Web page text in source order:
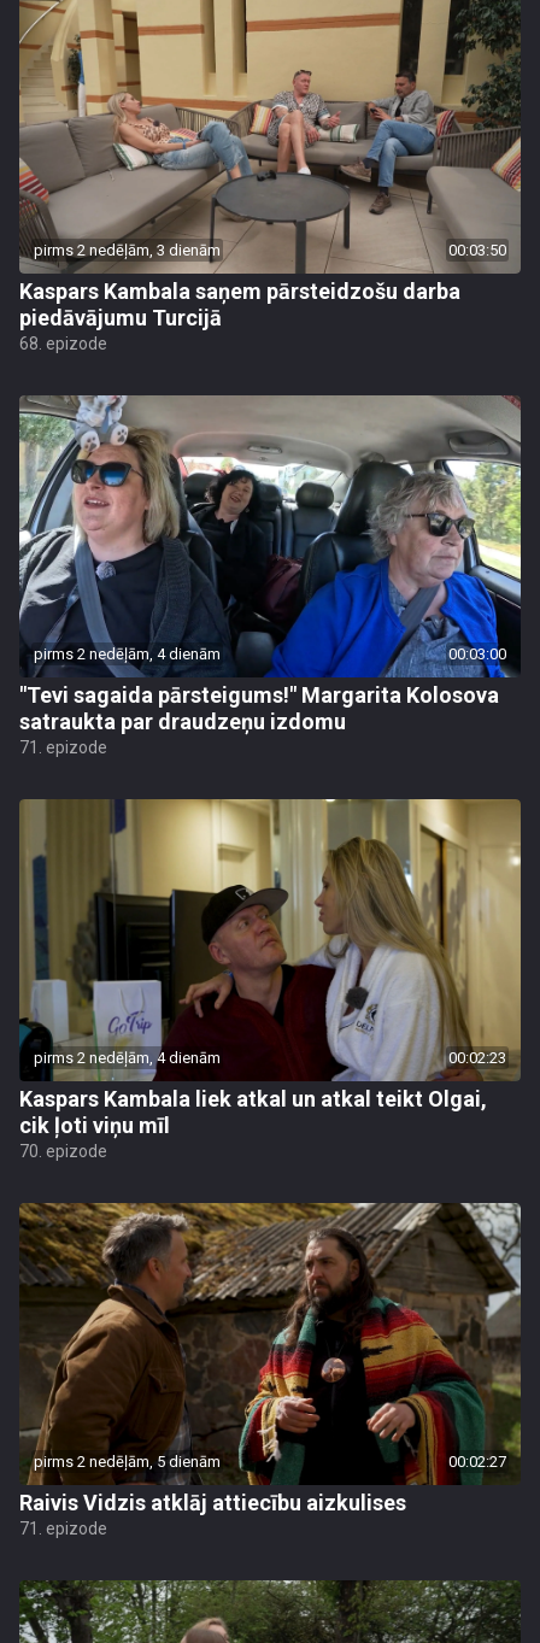
pirms 2 nedēļām, 3 dienām 00:03:50
Kaspars Kambala saņem pārsteidzošu darba
piedāvājumu Turcijā
68. epizode
pirms 2 nedēļām, 4 dienām 00:03:00
"Tevi sagaida pārsteigums!" Margarita Kolosova
satraukta par draudzeņu izdomu
71. epizode
pirms 2 nedēļām, 4 dienām 00:02:23
Kaspars Kambala liek atkal un atkal teikt Olgai,
cik ļoti viņu mīl
70. epizode
pirms 2 nedēļām, 5 dienām 00:02:27
Raivis Vidzis atklāj attiecību aizkulises
71. epizode